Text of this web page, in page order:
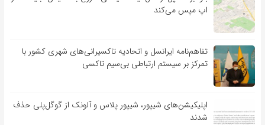
اپ مپس می‌کند
تفاهم‌نامه‌ ایرانسل و اتحادیه تاکسیرانی‌های شهری کشور با
تمرکز بر سیستم ارتباطی بی‌سیم تاکسی
اپلیکیشن‌های شیپور، شیپور پلاس و آلونک از گوگل‌پلی حذف
شدند